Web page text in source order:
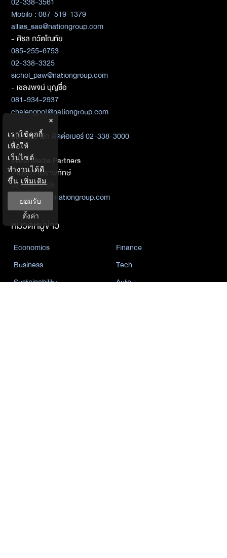
Mobile : 087-519-1379
allias_sae@nationgroup.com
- ศิชล ภวัตโณทัย
085-255-6753
02-338-3325
sichol_paw@nationgroup.com
- เชลงพจน์ บุญซื่อ
081-934-2937
chalengpot@nationgroup.com
สมัครสมาชิก ติดต่อเบอร์ 02-338-3000
ติดต่อ Media Partners
- เมธิกา เมธาพิทักษ์
02-338-3198
metika_met@nationgroup.com
หมวดหมู่ข่าว
Economics
Finance
Business
Tech
Sustainability
Auto
×
เราใช้คุกกี้
เพื่อให้
เว็บไซต์
ทำงานได้ดี
ขึ้น เพิ่มเติม
ยอมรับ
ตั้งค่า